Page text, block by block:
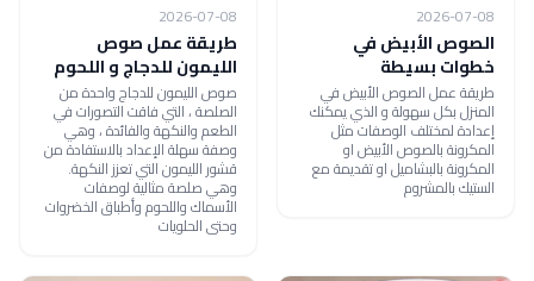
2026-07-08
الصوص الأبيض في
خطوات بسيطة
طريقة عمل الصوص الأبيض في
المنزل بكل سهولة و الذي يمكنك
إعدادة لمختلف الوصفات مثل
المكرونة بالصوص الأبيض او
المكرونة بالبشاميل او تقديمة مع
الستيك بالمشروم
2026-07-08
طريقة عمل صوص
الليمون للدجاج و اللحوم
صوص الليمون للدجاج واحدة من
الصلصة ، التي فاقت التصورات في
الطعم والنكهة والفائدة ، وهي
وصفة سهلة الإعداد بالاستفادة من
قشور الليمون التي تعزز النكهة.
وهي صلصة مثالية لوصفات
الأسماك واللحوم وأطباق الخضروات
وحتى الحلويات